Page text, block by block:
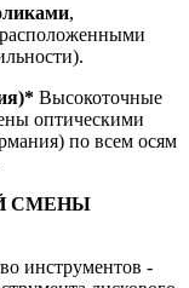
,
Высокоточные
оптическими
по всем осям
СМЕНЫ
инструментов -